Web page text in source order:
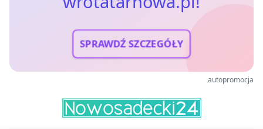
SPRAWDŹ SZCZEGÓŁY
autopromocja